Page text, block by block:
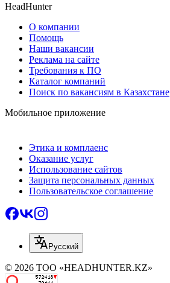
HeadHunter
О компании
Помощь
Наши вакансии
Реклама на сайте
Требования к ПО
Каталог компаний
Поиск по вакансиям в Казахстане
Мобильное приложение
Этика и комплаенс
Оказание услуг
Использование сайтов
Защита персональных данных
Пользовательское соглашение
Русский
© 2026 ТОО «HEADHUNTER.KZ»